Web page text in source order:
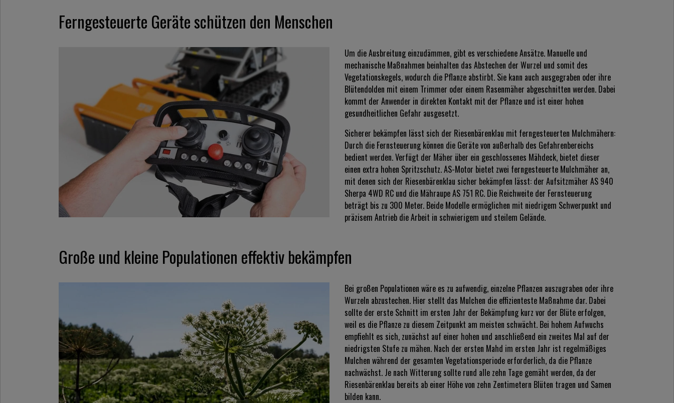
Ferngesteuerte Geräte schützen den Menschen
Um die Ausbreitung einzudämmen, gibt es verschiedene Ansätze. Manuelle und
mechanische Maßnahmen beinhalten das Abstechen der Wurzel und somit des
Vegetationskegels, wodurch die Pflanze abstirbt. Sie kann auch ausgegraben oder ihre
Blütendolden mit einem Trimmer oder einem Rasenmäher abgeschnitten werden. Dabei
kommt der Anwender in direkten Kontakt mit der Pflanze und ist einer hohen
gesundheitlichen Gefahr ausgesetzt.
Sicherer bekämpfen lässt sich der Riesenbärenklau mit ferngesteuerten Mulchmähern:
Durch die Fernsteuerung können die Geräte von außerhalb des Gefahrenbereichs
bedient werden. Verfügt der Mäher über ein geschlossenes Mähdeck, bietet dieser
einen extra hohen Spritzschutz. AS-Motor bietet zwei ferngesteuerte Mulchmäher an,
mit denen sich der Riesenbärenklau sicher bekämpfen lässt: der Aufsitzmäher AS 940
Sherpa 4WD RC und die Mähraupe AS 751 RC. Die Reichweite der Fernsteuerung
beträgt bis zu 300 Meter. Beide Modelle ermöglichen mit niedrigem Schwerpunkt und
präzisem Antrieb die Arbeit in schwierigem und steilem Gelände.
Große und kleine Populationen effektiv bekämpfen
Bei großen Populationen wäre es zu aufwendig, einzelne Pflanzen auszugraben oder ihre
Wurzeln abzustechen. Hier stellt das Mulchen die effizienteste Maßnahme dar. Dabei
sollte der erste Schnitt im ersten Jahr der Bekämpfung kurz vor der Blüte erfolgen,
weil es die Pflanze zu diesem Zeitpunkt am meisten schwächt. Bei hohem Aufwuchs
empfiehlt es sich, zunächst auf einer hohen und anschließend ein zweites Mal auf der
niedrigsten Stufe zu mähen. Nach der ersten Mahd im ersten Jahr ist regelmäßiges
Mulchen während der gesamten Vegetationsperiode erforderlich, da die Pflanze
nachwächst. Je nach Witterung sollte rund alle zehn Tage gemäht werden, da der
Riesenbärenklau bereits ab einer Höhe von zehn Zentimetern Blüten tragen und Samen
bilden kann.